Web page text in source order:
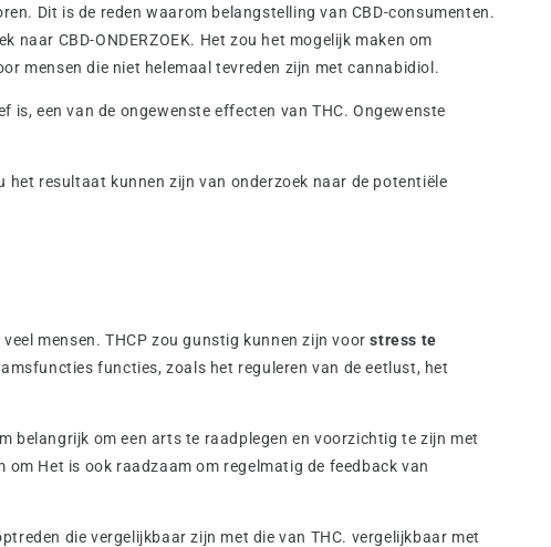
Dit is de reden waarom belangstelling van CBD-consumenten.
naar CBD-ONDERZOEK. Het zou het mogelijk maken om
mensen die niet helemaal tevreden zijn met cannabidiol.
is, een van de ongewenste effecten van THC. Ongewenste
het resultaat kunnen zijn van onderzoek naar de potentiële
mensen. THCP zou gunstig kunnen zijn voorstress te
functies, zoals het reguleren van de eetlust, het
belangrijk om een arts te raadplegen en voorzichtig te zijn met
Het is ook raadzaam om regelmatig de feedback van
die vergelijkbaar zijn met die van THC. vergelijkbaar met